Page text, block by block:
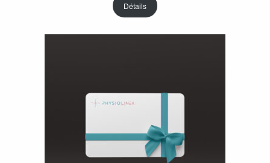
Détails